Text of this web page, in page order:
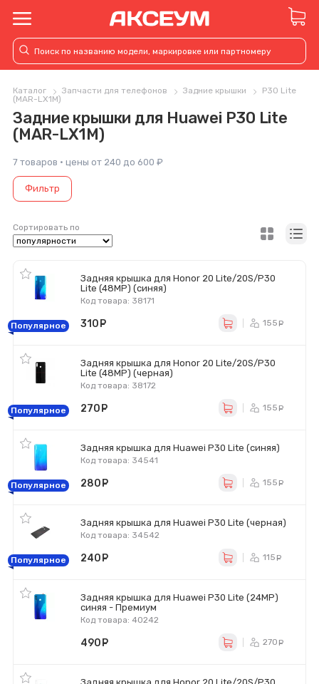
Каталог Запчасти для телефонов Задние крышки
P30 Lite
(MAR-LX1M)
Задние крышки для Huawei P30 Lite
(MAR-LX1M)
7 товаров · цены от 240 до 600 ₽
Фильтр
Сортировать по
Задняя крышка для Honor 20 Lite/20S/P30
Lite (48MP) (синяя)
Код товара: 38171
Популярное 310 155
Задняя крышка для Honor 20 Lite/20S/P30
Lite (48MP) (черная)
Код товара: 38172
Популярное 270 155
Задняя крышка для Huawei P30 Lite (синяя)
Код товара: 34541
Популярное 280 155
Задняя крышка для Huawei P30 Lite (черная)
Код товара: 34542
Популярное 240 115
Задняя крышка для Huawei P30 Lite (24MP)
синяя - Премиум
Код товара: 40242
490 270